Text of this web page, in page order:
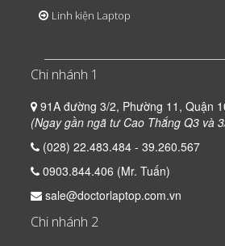
Linh kiện Laptop
Chi nhánh 1
91A đường 3/2, Phường 11, Quận
(Ngay gần ngã tư Cao Thắng Q3 và
(028) 22.483.484 - 39.260.567
0903.844.406 (Mr. Tuấn)
sale@doctorlaptop.com.vn
Chi nhánh 2